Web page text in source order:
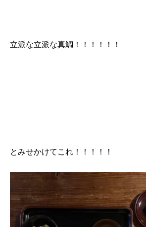
立派な立派な真鯛！！！！！！
とみせかけてこれ！！！！！